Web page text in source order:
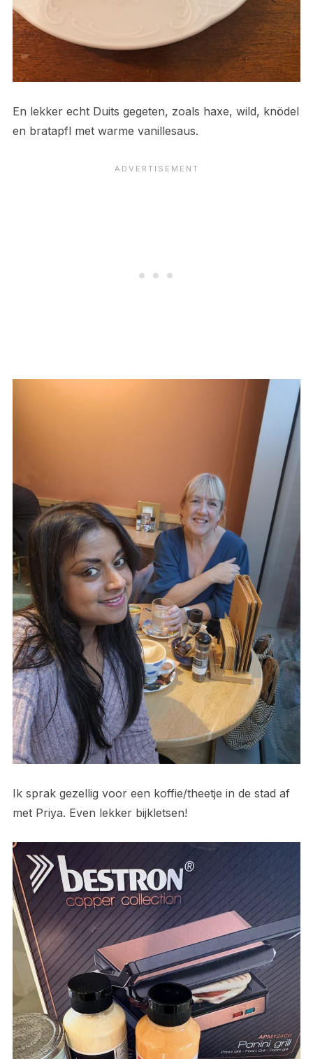
En lekker echt Duits gegeten, zoals haxe, wild, knödel
en bratapfl met warme vanillesaus.
Ik sprak gezellig voor een koffie/theetje in de stad af
met Priya. Even lekker bijkletsen!